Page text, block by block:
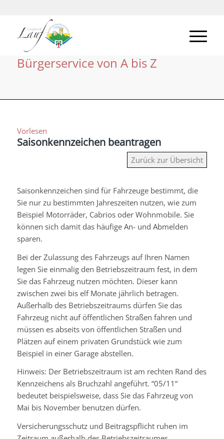
Bürgerservice von A bis Z
Vorlesen
Saisonkennzeichen beantragen
Zurück zur Übersicht
Saisonkennzeichen sind für Fahrzeuge bestimmt, die
Sie nur zu bestimmten Jahreszeiten nutzen, wie zum
Beispiel Motorräder, Cabrios oder Wohnmobile. Sie
können sich damit das häufige An- und Abmelden
sparen.
Bei der Zulassung des Fahrzeugs auf Ihren Namen
legen Sie einmalig den Betriebszeitraum fest, in dem
Sie das Fahrzeug nutzen möchten. Dieser kann
zwischen zwei bis elf Monate jährlich betragen.
Außerhalb des Betriebszeitraums dürfen Sie das
Fahrzeug nicht auf öffentlichen Straßen fahren und
müssen es abseits von öffentlichen Straßen und
Plätzen auf einem privaten Grundstück wie zum
Beispiel in einer Garageabstellen.
Hinweis: Der Betriebszeitraum ist am rechten Rand des
Kennzeichens als Bruchzahl angeführt. “05/11“
bedeutet beispielsweise, dass Sie das Fahrzeug von
Mai bis November benutzen dürfen.
Versicherungsschutz und Beitragspflicht ruhen im